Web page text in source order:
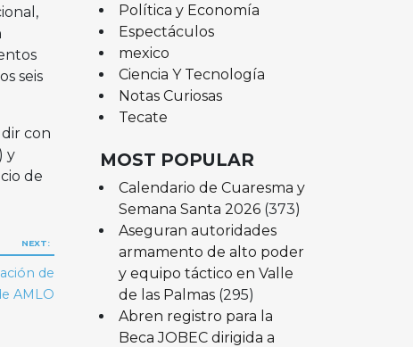
seis
con
y
de
NEXT:
de
AMLO
Política y Economía
Espectáculos
mexico
Ciencia Y Tecnología
Notas Curiosas
Tecate
MOST POPULAR
Calendario de Cuaresma y
Semana Santa 2026 (373)
Aseguran autoridades
armamento de alto poder
y equipo táctico en Valle
de las Palmas (295)
Abren registro para la
Beca JOBEC dirigida a